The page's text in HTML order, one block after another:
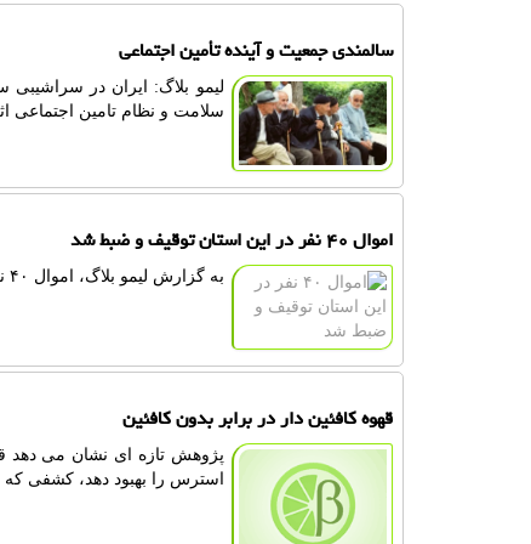
سالمندی جمعیت و آینده تأمین اجتماعی
لیمو بلاگ: ایران در سراشیبی
سلامت و نظام تامین اجتماعی
اموال ۴۰ نفر در این استان توقیف و ضبط شد
به گزارش لیمو بلاگ، اموال ۴۰ نفر از خائنین به وطن در استان همدان به نفع مردم توقیف و ضبط شد.
قهوه کافئین دار در برابر بدون کافئین
پژوهش تازه ای نشان می دهد
استرس را بهبود دهد، کشفی که